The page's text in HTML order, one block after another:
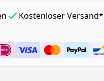
Kostenloser Versand*